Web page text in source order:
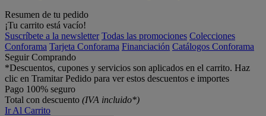
Resumen de tu pedido
¡Tu carrito está vacío!
Suscríbete a la newsletter Todas las promociones Colecciones
Conforama Tarjeta Conforama Financiación Catálogos Conforama
Seguir Comprando
*Descuentos, cupones y servicios son aplicados en el carrito. Haz
clic en Tramitar Pedido para ver estos descuentos e importes
Pago 100% seguro
Total con descuento (IVA incluido*)
Ir Al Carrito